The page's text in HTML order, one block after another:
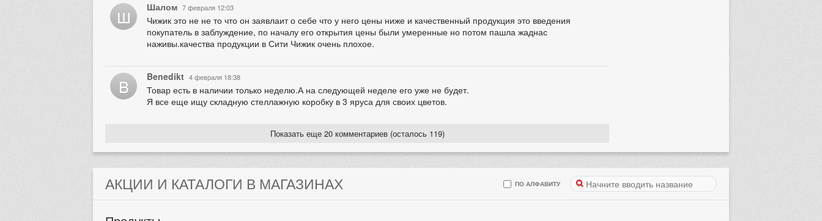
Ш Шалом 7 февраля 12:03
Чижик это не не то что он заявлаит о себе что у него цены ниже и качественный продукция это введения
покупатель в заблуждение, по началу его открытия цены были умеренные но потом пашла жаднас
наживы.качества продукции в Сити Чижик очень плохое.
B Benedikt 4 февраля 18:38
Товар есть в наличии только неделю.А на следующей неделе его уже не будет.
Я все еще ищу складную стеллажную коробку в 3 яруса для своих цветов.
Показать еще 20 комментариев (осталось 119)
АКЦИИ И КАТАЛОГИ В МАГАЗИНАХ ПО АЛФАВИТУ